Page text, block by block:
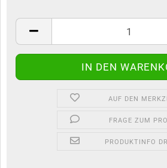
AUF DEN
FRAGE ZUM
PRODUKTINFO